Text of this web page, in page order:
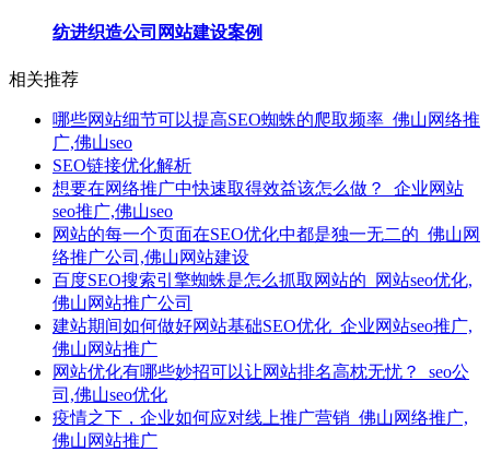
纺进织造公司网站建设案例
相关推荐
哪些网站细节可以提高SEO蜘蛛的爬取频率_佛山网络推
广,佛山seo
SEO链接优化解析
想要在网络推广中快速取得效益该怎么做？_企业网站
seo推广,佛山seo
网站的每一个页面在SEO优化中都是独一无二的_佛山网
络推广公司,佛山网站建设
百度SEO搜索引擎蜘蛛是怎么抓取网站的_网站seo优化,
佛山网站推广公司
建站期间如何做好网站基础SEO优化_企业网站seo推广,
佛山网站推广
网站优化有哪些妙招可以让网站排名高枕无忧？_seo公
司,佛山seo优化
疫情之下，企业如何应对线上推广营销_佛山网络推广,
佛山网站推广